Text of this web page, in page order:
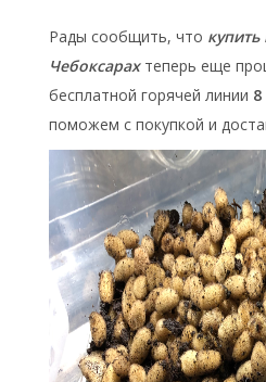
Рады сообщить, что купить
Чебоксарах теперь еще
бесплатной горячей линии
поможем с покупкой и